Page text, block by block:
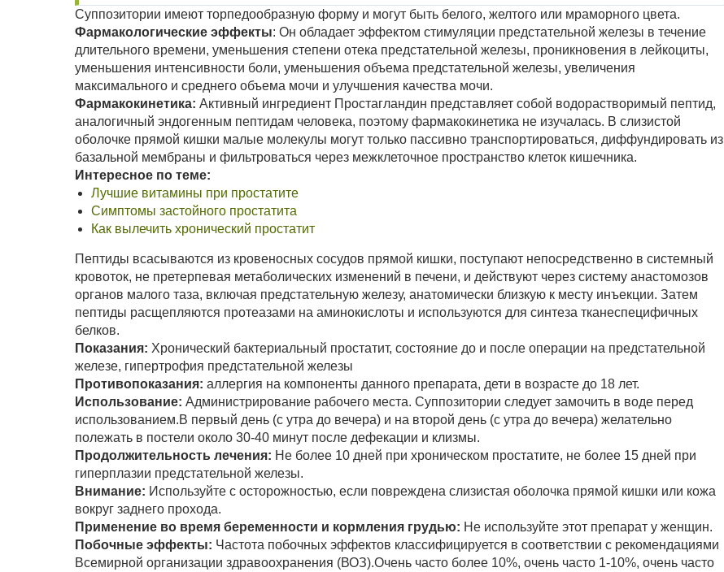
Суппозитории имеют торпедообразную форму и могут быть белого, желтого или мраморного цвета.
Фармакологические эффекты: Он обладает эффектом стимуляции предстательной железы в течение
длительного времени, уменьшения степени отека предстательной железы, проникновения в лейкоциты,
уменьшения интенсивности боли, уменьшения объема предстательной железы, увеличения
максимального и среднего объема мочи и улучшения качества мочи.
Фармакокинетика: Активный ингредиент Простагландин представляет собой водорастворимый пептид,
аналогичный эндогенным пептидам человека, поэтому фармакокинетика не изучалась. В слизистой
оболочке прямой кишки малые молекулы могут только пассивно транспортироваться, диффундировать из
базальной мембраны и фильтроваться через межклеточное пространство клеток кишечника.
Интересное по теме:
Лучшие витамины при простатите
Симптомы застойного простатита
Как вылечить хронический простатит
Пептиды всасываются из кровеносных сосудов прямой кишки, поступают непосредственно в системный
кровоток, не претерпевая метаболических изменений в печени, и действуют через систему анастомозов
органов малого таза, включая предстательную железу, анатомически близкую к месту инъекции. Затем
пептиды расщепляются протеазами на аминокислоты и используются для синтеза тканеспецифичных
белков.
Показания: Хронический бактериальный простатит, состояние до и после операции на предстательной
железе, гипертрофия предстательной железы
Противопоказания: аллергия на компоненты данного препарата, дети в возрасте до 18 лет.
Использование: Администрирование рабочего места. Суппозитории следует замочить в воде перед
использованием.В первый день (с утра до вечера) и на второй день (с утра до вечера) желательно
полежать в постели около 30-40 минут после дефекации и клизмы.
Продолжительность лечения: Не более 10 дней при хроническом простатите, не более 15 дней при
гиперплазии предстательной железы.
Внимание: Используйте с осторожностью, если повреждена слизистая оболочка прямой кишки или кожа
вокруг заднего прохода.
Применение во время беременности и кормления грудью: Не используйте этот препарат у женщин.
Побочные эффекты: Частота побочных эффектов классифицируется в соответствии с рекомендациями
Всемирной организации здравоохранения (ВОЗ).Очень часто более 10%, очень часто 1-10%, очень часто